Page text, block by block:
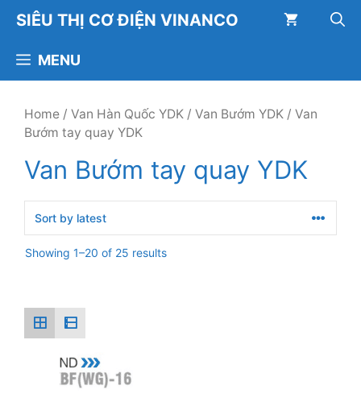
Chuyển
đến
dung
SIÊU THỊ CƠ ĐIỆN VINANCO
MENU
Home / Van Hàn Quốc YDK / Van Bướm YDK / Van
Bướm tay quay YDK
Van Bướm tay quay YDK
Showing 1–20 of 25 results